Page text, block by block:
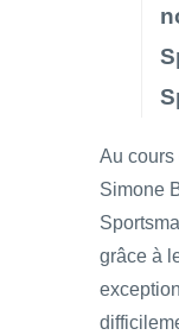
Au cours
Simone
grâce à